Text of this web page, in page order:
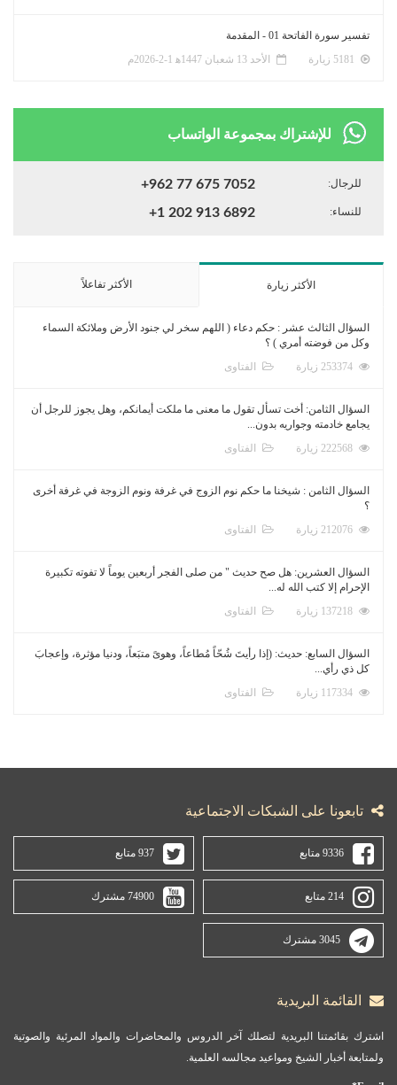
تفسير سورة الفاتحة 01 - المقدمة
الأحد 13 شعبان 1447ﻫ 1-2-2026م
للإشتراك بمجموعة الواتساب
للرجال: +962 77 675 7052
للنساء: +1 202 913 6892
الأكثر زيارة الأكثر تفاعلاً
السؤال الثالث عشر : حكم دعاء ( اللهم سخر لي جنود الأرض وملائكة السماء
وكل من فوضته أمري ) ؟
الفتاوى
السؤال الثامن: أخت تسأل تقول ما معنى ما ملكت أيمانكم، وهل يجوز للرجل أن
يجامع خادمته وجواريه بدون...
الفتاوى
السؤال الثامن : شيخنا ما حكم نوم الزوج في غرفة ونوم الزوجة في غرفة أخرى
؟
الفتاوى
السؤال العشرين: هل صح حديث " من صلى الفجر أربعين يوماً لا تفوته تكبيرة
الإحرام إلا كتب الله له...
الفتاوى
السؤال السابع: حديث: (إذا رأيتَ شُحّاً مُطاعاً، وهوىً متبَعاً، ودنيا مؤثرة، وإعجابَ
كل ذي رأي...
الفتاوى
تابعونا على الشبكات الاجتماعية
9336 متابع 937 متابع
214 متابع 74900 مشترك
3045 مشترك
القائمة البريدية
اشترك بقائمتنا البريدية لتصلك آخر الدروس والمحاضرات والمواد المرئية والصوتية
ولمتابعة أخبار الشيخ ومواعيد مجالسه العلمية.